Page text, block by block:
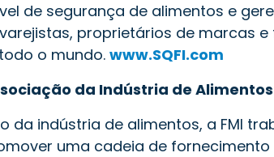
de segurança de alimentos e
proprietários de marcas
o mundo.www.SQFI.com
da Indústria de Alimentos
da indústria de alimentos, a FMI
uma cadeia de